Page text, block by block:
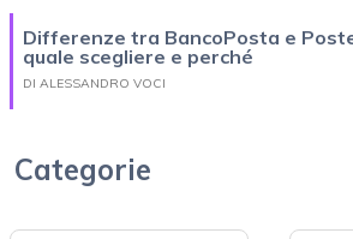
Differenze tra BancoPosta e
quale scegliere e perché
DI ALESSANDRO VOCI
Categorie